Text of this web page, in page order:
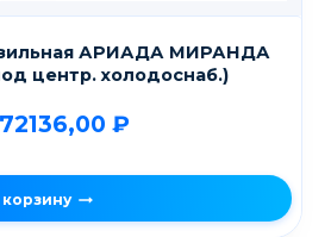
АРИАДА МИРАНДА
центр. холодоснаб.)
72136,00 ₽
корзину